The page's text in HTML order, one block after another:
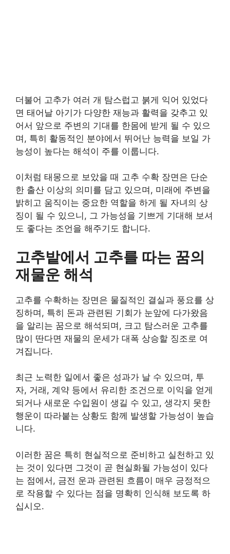
더불어 고추가 여러 개 탐스럽고 붉게 익어 있었다
면 태어날 아기가 다양한 재능과 활력을 갖추고 있
어서 앞으로 주변의 기대를 한몸에 받게 될 수 있으
며, 특히 활동적인 분야에서 뛰어난 능력을 보일 가
능성이 높다는 해석이 주를 이룹니다.
이처럼 태몽으로 보았을 때 고추 수확 장면은 단순
한 출산 이상의 의미를 담고 있으며, 미래에 주변을
밝히고 움직이는 중요한 역할을 하게 될 자녀의 상
징이 될 수 있으니, 그 가능성을 기쁘게 기대해 보셔
도 좋다는 조언을 해주기도 합니다.
고추밭에서 고추를 따는 꿈의
재물운 해석
고추를 수확하는 장면은 물질적인 결실과 풍요를 상
징하며, 특히 돈과 관련된 기회가 눈앞에 다가왔음
을 알리는 꿈으로 해석되며, 크고 탐스러운 고추를
많이 딴다면 재물의 운세가 대폭 상승할 징조로 여
겨집니다.
최근 노력한 일에서 좋은 성과가 날 수 있으며, 투
자, 거래, 계약 등에서 유리한 조건으로 이익을 얻게
되거나 새로운 수입원이 생길 수 있고, 생각지 못한
행운이 따라붙는 상황도 함께 발생할 가능성이 높습
니다.
이러한 꿈은 특히 현실적으로 준비하고 실천하고 있
는 것이 있다면 그것이 곧 현실화될 가능성이 있다
는 점에서, 금전 운과 관련된 흐름이 매우 긍정적으
로 작용할 수 있다는 점을 명확히 인식해 보도록 하
십시오.